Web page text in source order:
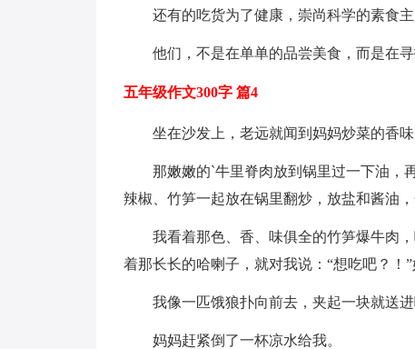
还有的吃货为了健康，崇尚科学的素食主
他们，不是在单单的品尝美食，而是在寻
五年级作文300字 篇4
坐在沙发上，老远就闻到妈妈炒菜的香
那嫩嫩的`牛里脊肉放到锅里过一下油，
辣椒、竹笋一起放在锅里翻炒，放盐和酱油
我看着那色、香、味俱全的竹笋爆牛肉
着那长长的哈喇子，就对我说：“想吃吧？！
我像一匹饿狼扑向前去，夹起一块就送进
妈妈赶紧倒了一杯凉水给我。